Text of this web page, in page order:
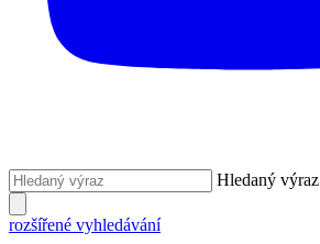
Hledaný výraz
rozšířené vyhledávání